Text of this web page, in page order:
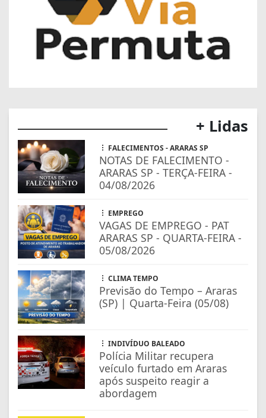
+ Lidas
FALECIMENTOS - ARARAS SP
NOTAS DE FALECIMENTO -
ARARAS SP - TERÇA-FEIRA -
04/08/2026
EMPREGO
VAGAS DE EMPREGO - PAT
ARARAS SP - QUARTA-FEIRA -
05/08/2026
CLIMA TEMPO
Previsão do Tempo – Araras
(SP) | Quarta-Feira (05/08)
INDIVÍDUO BALEADO
Polícia Militar recupera
veículo furtado em Araras
após suspeito reagir a
abordagem